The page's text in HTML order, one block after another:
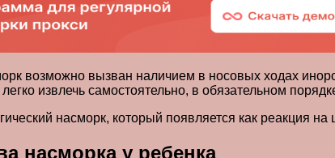
возможно вызван наличием в носовых ходах
извлечь самостоятельно, в обязательном
насморк, который появляется как реакция на
насморка у ребенка